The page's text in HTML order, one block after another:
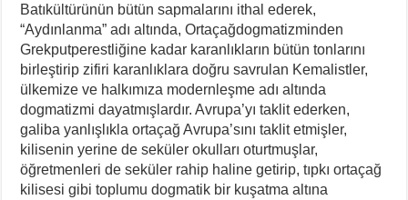
Batıkültürünün bütün sapmalarını ithal ederek,
“Aydınlanma” adı altında, Ortaçağdogmatizminden
Grekputperestliğine kadar karanlıkların bütün tonlarını
birleştirip zifiri karanlıklara doğru savrulan Kemalistler,
ülkemize ve halkımıza modernleşme adı altında
dogmatizmi dayatmışlardır. Avrupa’yı taklit ederken,
galiba yanlışlıkla ortaçağ Avrupa’sını taklit etmişler,
kilisenin yerine de seküler okulları oturtmuşlar,
öğretmenleri de seküler rahip haline getirip, tıpkı ortaçağ
kilisesi gibi toplumu dogmatik bir kuşatma altına